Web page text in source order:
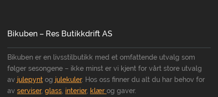
Bikuben – Res Butikkdrift AS
Bikuben er en livsstilbutikk med et omfattende utvalg som
følger sesongene – ikke minst er vi kjent for vårt store utvalg
av julepynt og julekuler. Hos oss finner du alt du har behov for
av serviser, glass, interiør, klær og gaver.